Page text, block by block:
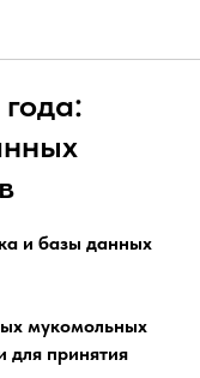
и базы данных
мукомольных
для принятия